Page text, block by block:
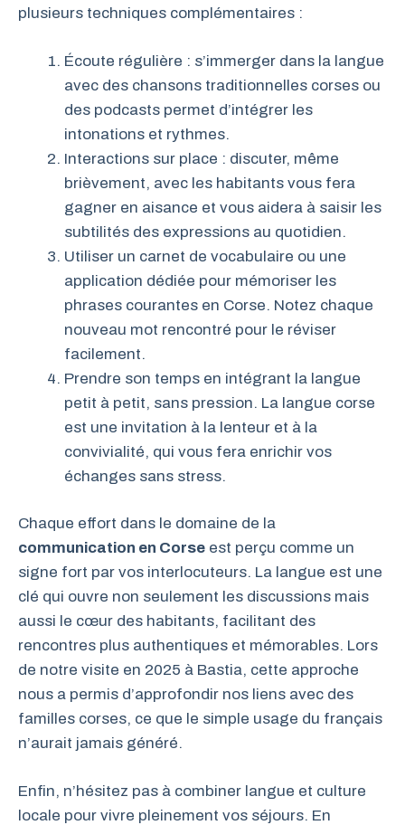
plusieurs techniques complémentaires :
Écoute régulière : s’immerger dans la langue
avec des chansons traditionnelles corses ou
des podcasts permet d’intégrer les
intonations et rythmes.
Interactions sur place : discuter, même
brièvement, avec les habitants vous fera
gagner en aisance et vous aidera à saisir les
subtilités des expressions au quotidien.
Utiliser un carnet de vocabulaire ou une
application dédiée pour mémoriser les
phrases courantes en Corse. Notez chaque
nouveau mot rencontré pour le réviser
facilement.
Prendre son temps en intégrant la langue
petit à petit, sans pression. La langue corse
est une invitation à la lenteur et à la
convivialité, qui vous fera enrichir vos
échanges sans stress.
Chaque effort dans le domaine de la
communication en Corse est perçu comme un
signe fort par vos interlocuteurs. La langue est une
clé qui ouvre non seulement les discussions mais
aussi le cœur des habitants, facilitant des
rencontres plus authentiques et mémorables. Lors
de notre visite en 2025 à Bastia, cette approche
nous a permis d’approfondir nos liens avec des
familles corses, ce que le simple usage du français
n’aurait jamais généré.
Enfin, n’hésitez pas à combiner langue et culture
locale pour vivre pleinement vos séjours. En